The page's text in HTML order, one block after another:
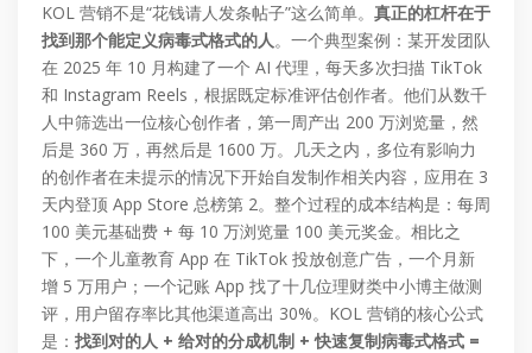
KOL 营销不是“花钱请人发条帖子”这么简单。 真正的杠杆在于
找到那个能定义病毒式格式的人。一个典型案例：某开发团队
在 2025 年 10 月构建了一个 AI 代理，每天多次扫描 TikTok
和 Instagram Reels，根据既定标准评估创作者。他们从数千
人中筛选出一位核心创作者，第一周产出 200 万浏览量，然
后是 360 万，再然后是 1600 万。几天之内，多位有影响力
的创作者在未提示的情况下开始自发制作相关内容，应用在 3
天内登顶 App Store 总榜第 2。整个过程的成本结构是：每周
100 美元基础费 + 每 10 万浏览量 100 美元奖金。相比之
下，一个儿童教育 App 在 TikTok 投放创意广告，一个月新
增 5 万用户；一个记账 App 找了十几位理财类中小博主做测
评，用户留存率比其他渠道高出 30%。KOL 营销的核心公式
是： 找到对的人 + 给对的分成机制 + 快速复制病毒式格式 =